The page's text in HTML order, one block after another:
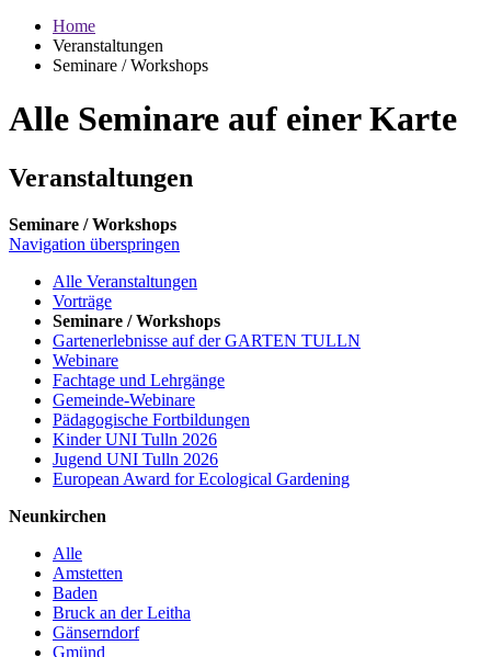
Home
Veranstaltungen
Seminare / Workshops
Alle Seminare auf einer Karte
Veranstaltungen
Seminare / Workshops
Navigation überspringen
Alle Veranstaltungen
Vorträge
Seminare / Workshops
Gartenerlebnisse auf der GARTEN TULLN
Webinare
Fachtage und Lehrgänge
Gemeinde-Webinare
Pädagogische Fortbildungen
Kinder UNI Tulln 2026
Jugend UNI Tulln 2026
European Award for Ecological Gardening
Neunkirchen
Alle
Amstetten
Baden
Bruck an der Leitha
Gänserndorf
Gmünd